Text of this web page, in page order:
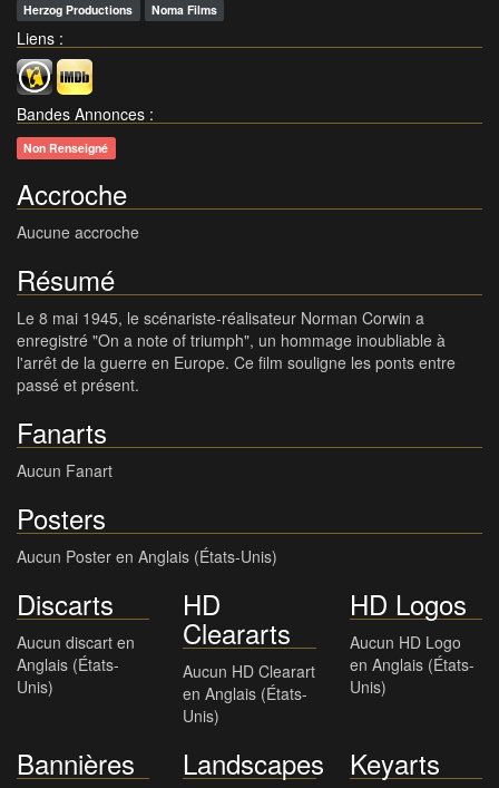
Herzog Productions Noma Films
Liens :
Bandes Annonces :
Non Renseigné
Accroche
Aucune accroche
Résumé
Le 8 mai 1945, le scénariste-réalisateur Norman Corwin a
enregistré "On a note of triumph", un hommage inoubliable à
l'arrêt de la guerre en Europe. Ce film souligne les ponts entre
passé et présent.
Fanarts
Aucun Fanart
Posters
Aucun Poster en Anglais (États-Unis)
Discarts
Aucun discart en
Anglais (États-
Unis)
HD
Cleararts
Aucun HD Clearart
en Anglais (États-
Unis)
HD Logos
Aucun HD Logo
en Anglais (États-
Unis)
Bannières Landscapes Keyarts